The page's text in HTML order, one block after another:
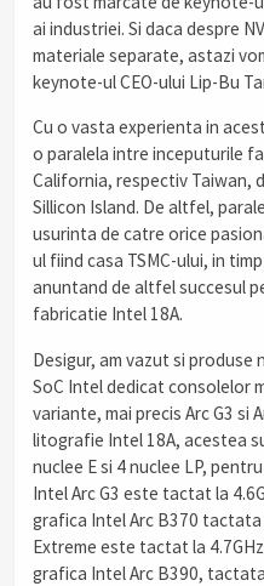
ai industriei. Si daca despre
materiale separate, astazi
keynote-ul CEO-ului Lip-Bu
Cu o vasta experienta in
o paralela intre inceputurile
California, respectiv Taiwan,
Sillicon Island. De altfel,
usurinta de catre orice
ul fiind casa TSMC-ului, in
anuntand de altfel succesul
fabricatie Intel 18A.
Desigur, am vazut si produse
SoC Intel dedicat consolelor
variante, mai precis Arc G3 si
litografie Intel 18A, acestea
nuclee E si 4 nuclee LP,
Intel Arc G3 este tactat la
grafica Intel Arc B370 tactata
Extreme este tactat la
grafica Intel Arc B390, tactata